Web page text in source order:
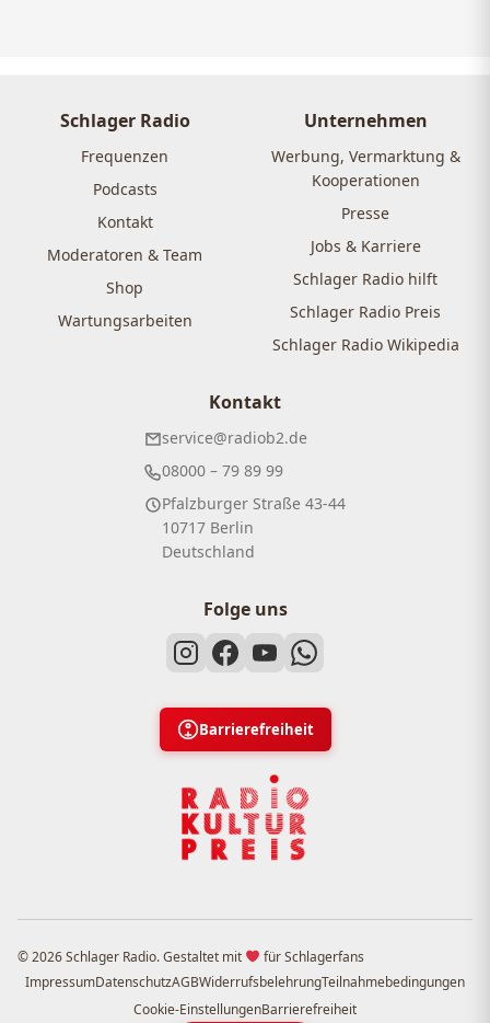
Schlager Radio
Frequenzen
Podcasts
Kontakt
Moderatoren & Team
Shop
Wartungsarbeiten
Unternehmen
Werbung, Vermarktung &
Kooperationen
Presse
Jobs & Karriere
Schlager Radio hilft
Schlager Radio Preis
Schlager Radio Wikipedia
Kontakt
service@radiob2.de
08000 – 79 89 99
Pfalzburger Straße 43-44
10717 Berlin
Deutschland
Folge uns
Barrierefreiheit
© 2026 Schlager Radio. Gestaltet mit
für Schlagerfans
ImpressumDatenschutzAGBWiderrufsbelehrungTeilnahmebedingungen
Cookie-EinstellungenBarrierefreiheit